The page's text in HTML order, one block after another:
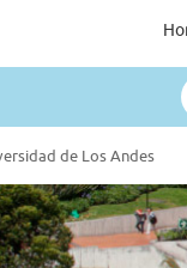
de Los Andes